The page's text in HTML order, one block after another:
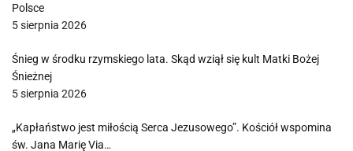
Polsce
5 sierpnia 2026
Śnieg w środku rzymskiego lata. Skąd wziął się kult Matki Bożej
Śnieżnej
5 sierpnia 2026
„Kapłaństwo jest miłością Serca Jezusowego”. Kościół wspomina
św. Jana Marię Via…